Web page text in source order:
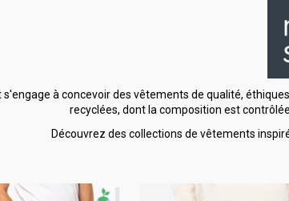
s'engage à concevoir des vêtements de qualité,
recyclées, dont la composition est
Découvrez des collections de vêtements